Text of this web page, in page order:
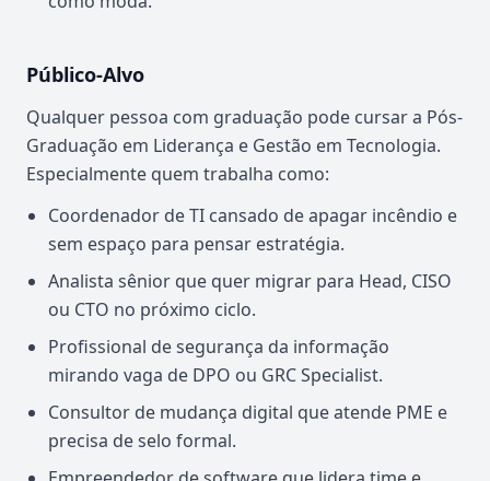
Público-Alvo
Qualquer pessoa com graduação pode cursar a Pós-
Graduação em Liderança e Gestão em Tecnologia.
Especialmente quem trabalha como:
Coordenador de TI cansado de apagar incêndio e
sem espaço para pensar estratégia.
Analista sênior que quer migrar para Head, CISO
ou CTO no próximo ciclo.
Profissional de segurança da informação
mirando vaga de DPO ou GRC Specialist.
Consultor de mudança digital que atende PME e
precisa de selo formal.